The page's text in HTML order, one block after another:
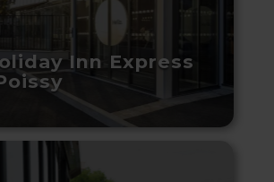
Inn Express